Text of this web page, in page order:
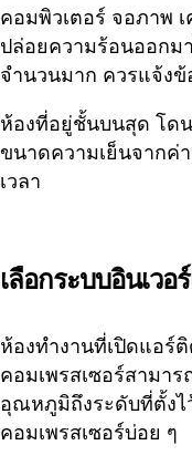
คอมพิวเตอร์ จอภาพ
ปล่อยความร้อนออก
จำนวนมาก ควรแจ้ง
ห้องที่อยู่ชั้นบนสุด โด
ขนาดความเย็นจากค่
เวลา
เลือกระบบอินเว
ห้องทำงานที่เปิดแอร์
คอมเพรสเซอร์สามา
อุณหภูมิถึงระดับที่ตั้งไ
คอมเพรสเซอร์บ่อย ๆ